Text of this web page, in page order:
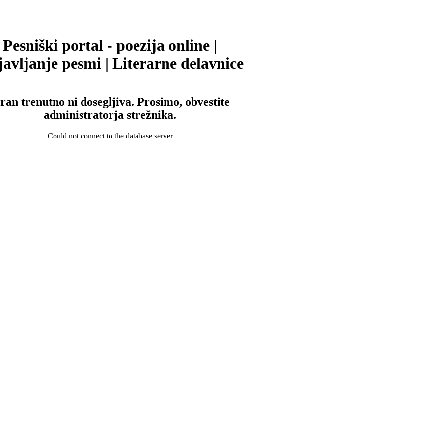
Pesniški portal - poezija online |
pesmi | Literarne delavnice
trenutno ni dosegljiva. Prosimo, obvestite
administratorja strežnika.
Could not connect to the database server